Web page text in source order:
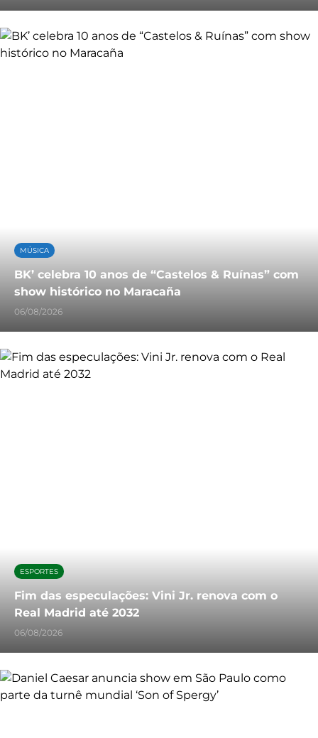
MÚSICA
BK’ celebra 10 anos de “Castelos & Ruínas” com
show histórico no Maracaña
06/08/2026
ESPORTES
Fim das especulações: Vini Jr. renova com o
Real Madrid até 2032
06/08/2026